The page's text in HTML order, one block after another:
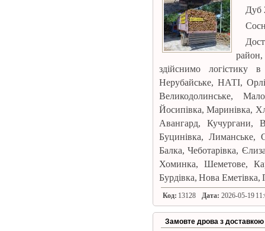
Дуб
здійснимо логістику
Нерубайське, НАТІ,
Великодолинське,
Йосипівка, Маринівка,
Авангард, Кучургани,
Буцинівка, Лиманське,
Балка, Чеботарівка,
Хоминка, Шеметове,
Бурдівка, Нова
Код: 13128 Дата: 2026-05-19
Замовте дрова з